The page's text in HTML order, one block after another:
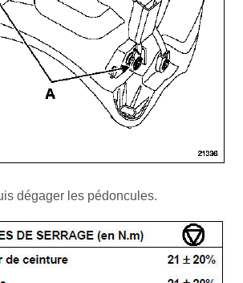
dégager les pédoncules.